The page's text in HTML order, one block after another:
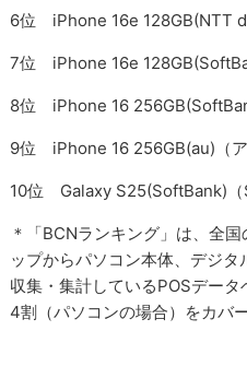
6位 iPhone 16e 128GB(NTT
7位 iPhone 16e
8位 iPhone 16
9位 iPhone 16 256GB(au)（ア
10位 Galaxy S25(SoftBank)（
＊「BCNランキング」は、全
ップからパソコン本体、デジ
収集・集計しているPOSデー
4割（パソコンの場合）をカバ